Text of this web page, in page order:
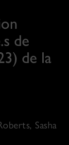
de
de la
Sasha